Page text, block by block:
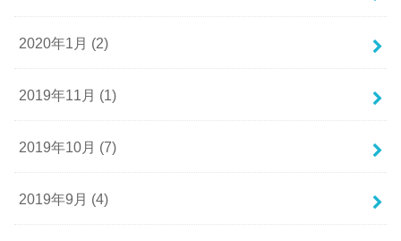
2020年1月 (2)
2019年11月 (1)
2019年10月 (7)
2019年9月 (4)